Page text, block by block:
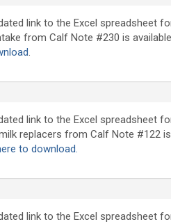
link to the Excel spreadsheet
from Calf Note #230 is
.
link to the Excel spreadsheet
replacers from Calf Note #122
to download.
link to the Excel spreadsheet